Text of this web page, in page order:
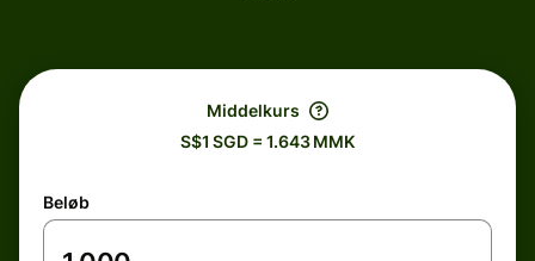
Middelkurs
S$1 SGD = 1.643 MMK
Beløb